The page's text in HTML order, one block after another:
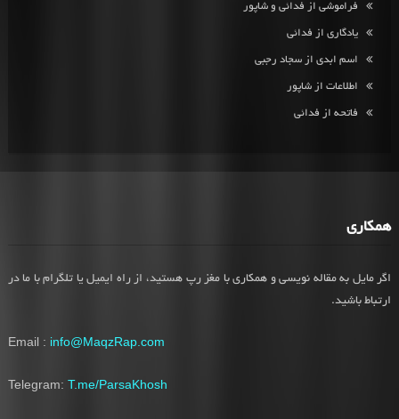
فراموشی از فدائی و شاپور
یادگاری از فدائی
اسم ابدی از سجاد رجبی
اطلاعات از شاپور
فاتحه از فدائی
همکاری
اگر مایل به مقاله نویسی و همکاری با مغز رپ هستید، از راه ایمیل یا تلگرام با ما در
ارتباط باشید.
Email : info@MaqzRap.com
Telegram: T.me/ParsaKhosh